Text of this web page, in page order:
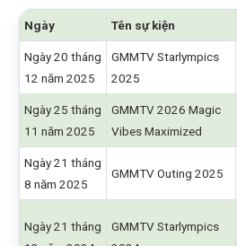
Ngày Tên sự kiện
Ngày 20 tháng
12 năm 2025
GMMTV Starlympics
2025
Ngày 25 tháng
11 năm 2025
GMMTV 2026 Magic
Vibes Maximized
Ngày 21 tháng
8 năm 2025
GMMTV Outing 2025
Ngày 21 tháng
GMMTV Starlympics